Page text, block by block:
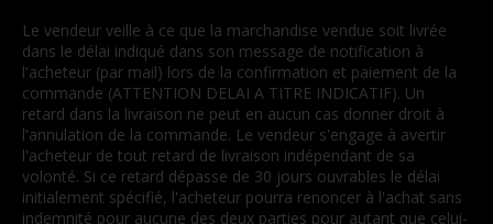
Le vendeur veille à ce que la marchandise vendue soit livrée
dans le délai indiqué dans son message de notification à
l'acheteur (par mail) lors de la confirmation et paiement de la
commande (ATTENTION DELAI A TITRE INDICATIF). Un
retard dans la livraison ne peut en aucun cas donner droit à
l'annulation de la commande. Le vendeur s'engage à avertir
l'acheteur de tout retard de livraison indépendant de sa
volonté. Si ce retard dépasse de 30 jours ouvrables le délai
initialement spécifié, l'acheteur pourra renoncer à l'achat sans
indemnité pour aucune des deux parties pour autant que celui-